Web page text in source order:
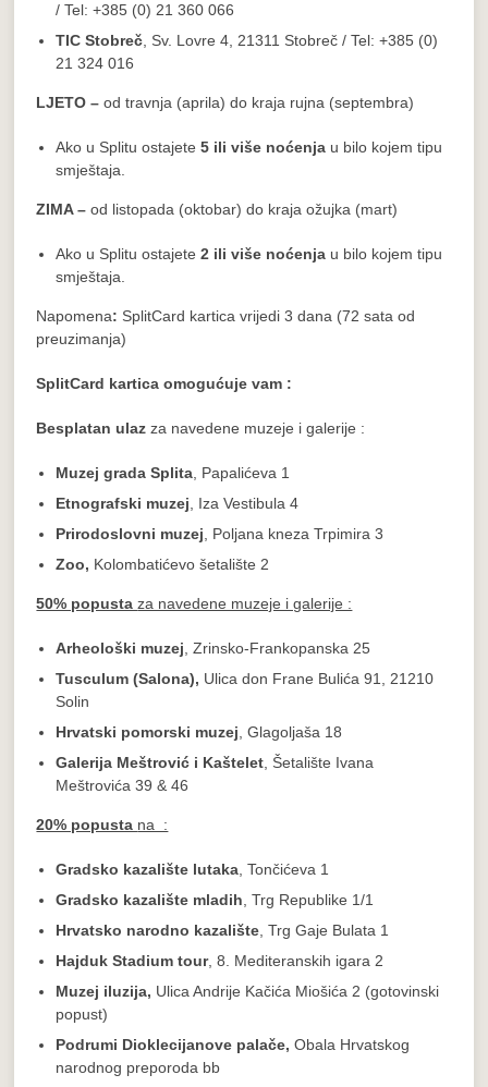
/ Tel: +385 (0) 21 360 066
TIC Stobreč, Sv. Lovre 4, 21311 Stobreč / Tel: +385 (0)
21 324 016
LJETO –od travnja (aprila) do kraja rujna (septembra)
Ako u Splitu ostajete5 ili više noćenja u bilo kojem tipu
smještaja.
ZIMA –od listopada (oktobar) do kraja ožujka (mart)
Ako u Splitu ostajete2 ili više noćenja u bilo kojem tipu
smještaja.
Napomena: SplitCard kartica vrijedi 3 dana (72 sata od
preuzimanja)
SplitCard kartica omogućuje vam :
Besplatan ulazza navedene muzeje i galerije :
Muzej grada Splita, Papalićeva 1
Etnografski muzej, Iza Vestibula 4
Prirodoslovni muzej, Poljana kneza Trpimira 3
Zoo, Kolombatićevo šetalište 2
50% popustaza navedene muzeje i galerije :
Arheološki muzej, Zrinsko-Frankopanska 25
Tusculum (Salona), Ulica don Frane Bulića 91, 21210
Solin
Hrvatski pomorski muzej, Glagoljaša 18
Galerija Meštrović i Kaštelet, Šetalište Ivana
Meštrovića 39 & 46
20% popusta na :
Gradsko kazalište lutaka, Tončićeva 1
Gradsko kazalište mladih, Trg Republike 1/1
Hrvatsko narodno kazalište, Trg Gaje Bulata 1
Hajduk Stadium tour, 8. Mediteranskih igara 2
Muzej iluzija, Ulica Andrije Kačića Miošića 2 (gotovinski
popust)
Podrumi Dioklecijanove palače,Obala Hrvatskog
narodnog preporoda bb